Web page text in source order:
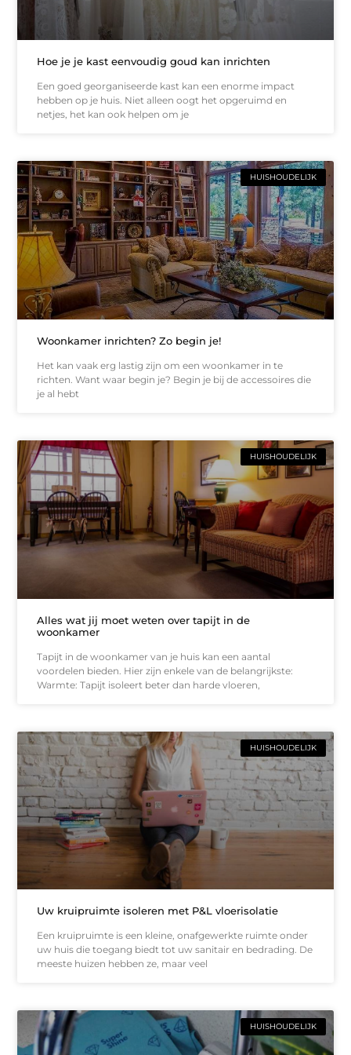
Hoe je je kast eenvoudig goud kan inrichten
Een goed georganiseerde kast kan een enorme impact
hebben op je huis. Niet alleen oogt het opgeruimd en
netjes, het kan ook helpen om je
HUISHOUDELIJK
Woonkamer inrichten? Zo begin je!
Het kan vaak erg lastig zijn om een woonkamer in te
richten. Want waar begin je? Begin je bij de accessoires die
je al hebt
HUISHOUDELIJK
Alles wat jij moet weten over tapijt in de
woonkamer
Tapijt in de woonkamer van je huis kan een aantal
voordelen bieden. Hier zijn enkele van de belangrijkste:
Warmte: Tapijt isoleert beter dan harde vloeren,
HUISHOUDELIJK
Uw kruipruimte isoleren met P&L vloerisolatie
Een kruipruimte is een kleine, onafgewerkte ruimte onder
uw huis die toegang biedt tot uw sanitair en bedrading. De
meeste huizen hebben ze, maar veel
HUISHOUDELIJK